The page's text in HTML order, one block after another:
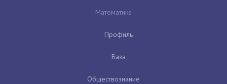
Математика
Профиль
База
Обществознание